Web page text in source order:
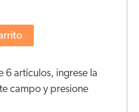
6 artículos, ingrese la
campo y presione